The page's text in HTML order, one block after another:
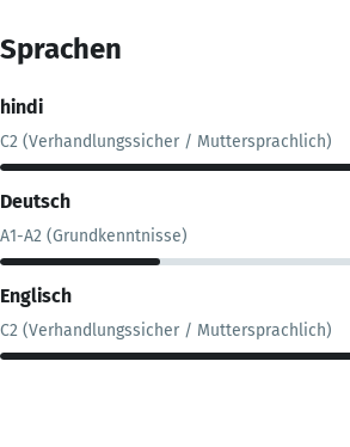
Sprachen
hindi
C2 (Verhandlungssicher / Muttersprachlich)
Deutsch
A1-A2 (Grundkenntnisse)
Englisch
C2 (Verhandlungssicher / Muttersprachlich)